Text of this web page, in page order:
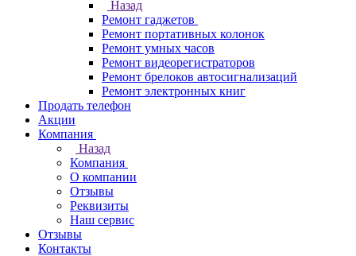
Назад
Ремонт гаджетов
Ремонт портативных колонок
Ремонт умных часов
Ремонт видеорегистраторов
Ремонт брелоков автосигнализаций
Ремонт электронных книг
Продать телефон
Акции
Компания
Назад
Компания
О компании
Отзывы
Реквизиты
Наш сервис
Отзывы
Контакты